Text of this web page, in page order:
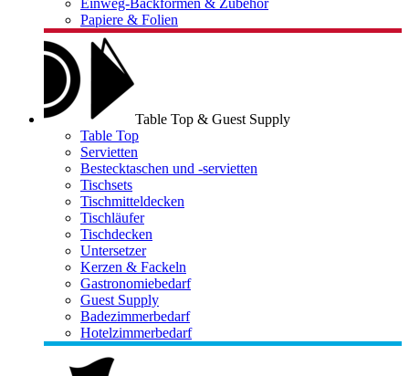
Einweg-Backformen & Zubehör
Papiere & Folien
Table Top & Guest Supply
Table Top
Servietten
Bestecktaschen und -servietten
Tischsets
Tischmitteldecken
Tischläufer
Tischdecken
Untersetzer
Kerzen & Fackeln
Gastronomiebedarf
Guest Supply
Badezimmerbedarf
Hotelzimmerbedarf